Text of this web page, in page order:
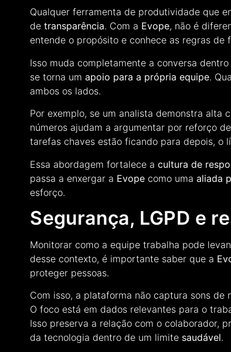
Qualquer ferramenta de produtividade que
detransparência. Com a Evope, não é
entende o propósito e conhece as regras de
Isso muda completamente a conversa
se torna um apoio para a própria equipe.
ambos os lados.
Por exemplo, se um analista demonstra alta
números ajudam a argumentar por reforço
tarefas chaves estão ficando para depois, o
Essa abordagem fortalece acultura de
passa a enxergar a Evope como umaaliada
esforço.
Segurança, LGPD e
Monitorar como a equipe trabalha pode
desse contexto, é importante saber que a
proteger pessoas.
Com isso, a plataforma não captura sons
O foco está em dados relevantes para o
Isso preserva a relação com o colaborador,
da tecnologia dentro de um limite saudável.